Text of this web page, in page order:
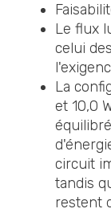
Le flux
celui
La
et 10,0
circuit
tandis
restent